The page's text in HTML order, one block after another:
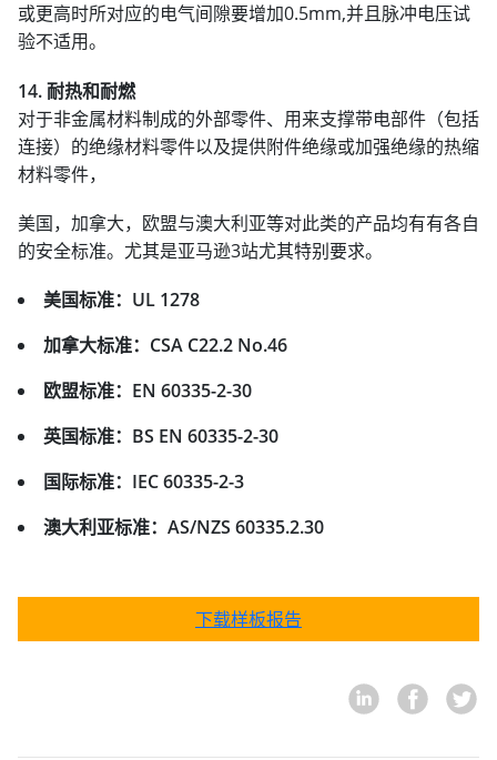
或更高时所对应的电气间隙要增加0.5mm,并且脉冲电压试
验不适用。
14. 耐热和耐燃
对于非金属材料制成的外部零件、用来支撑带电部件（包括
连接）的绝缘材料零件以及提供附件绝缘或加强绝缘的热缩
材料零件，
美国，加拿大，欧盟与澳大利亚等对此类的产品均有有各自
的安全标准。尤其是亚马逊3站尤其特别要求。
美国标准：UL 1278
加拿大标准：CSA C22.2 No.46
欧盟标准：EN 60335-2-30
英国标准：BS EN 60335-2-30
国际标准：IEC 60335-2-3
澳大利亚标准：AS/NZS 60335.2.30
下载样板报告